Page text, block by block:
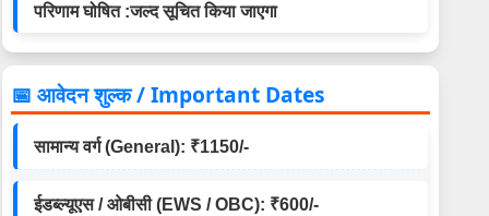
परिणाम घोषित :जल्द सूचित किया जाएगा
📅 आवेदन शुल्क / Important Dates
सामान्य वर्ग (General): ₹1150/-
ईडब्ल्यूएस / ओबीसी (EWS / OBC): ₹600/-